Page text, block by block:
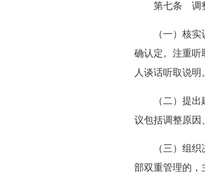
第七条 调
（一）核
确认定。注重听
人谈话听取说明
（二）提
议包括调整原因
（三）组
部双重管理的，